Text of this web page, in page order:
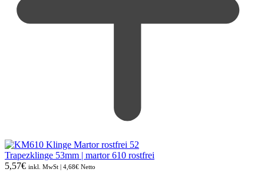
Trapezklinge 53mm | martor 610 rostfrei
5,57€ inkl. MwSt | 4,68€ Netto